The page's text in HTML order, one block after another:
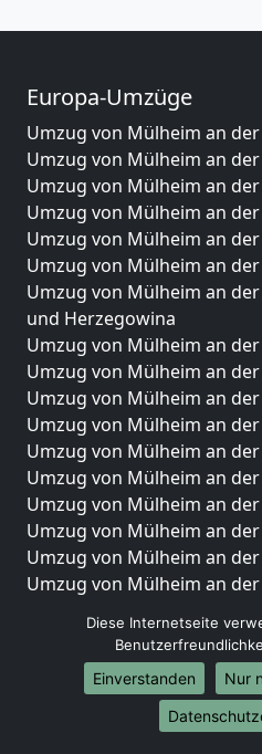
Europa-Umzüge
Umzug von Mülheim an
Umzug von Mülheim an
Umzug von Mülheim an
Umzug von Mülheim an
Umzug von Mülheim an
Umzug von Mülheim an
Umzug von Mülheim an
und Herzegowina
Umzug von Mülheim an
Umzug von Mülheim an
Umzug von Mülheim an
Umzug von Mülheim an
Umzug von Mülheim an
Umzug von Mülheim an
Umzug von Mülheim an
Umzug von Mülheim an
Umzug von Mülheim an
Umzug von Mülheim an
Umzug von Mülheim an
Umzug von Mülheim an
Umzüge-
Diese Internetseite
Einverstanden
Nur